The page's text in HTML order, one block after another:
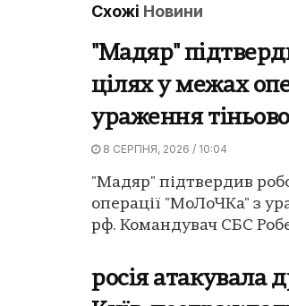
Схожі Новини
"Мадяр"
цілях у межах
ураження
8 СЕРПНЯ, 2026 / 10:04
"Мадяр" підтвердив
операції "МоЛоЧКа" з
рф. Командувач СБС
росія атакувала